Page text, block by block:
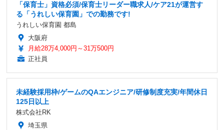
「保育士」資格必須/保育士リーダー職求人/ケア21が運営す
る「うれしい保育園」での勤務です!
うれしい保育園 都島
大阪府
月給28万4,000円～31万500円
正社員
未経験採用枠/ゲームのQAエンジニア/研修制度充実/年間休日
125日以上
株式会社RK
埼玉県